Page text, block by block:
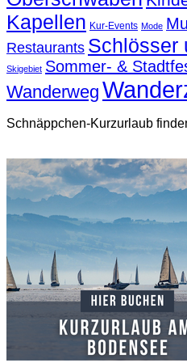
Kapellen Kur-Events Mode
Restaurants Schlösser
Skigebiet Sommer- &
Wanderweg
Schnäppchen-Kurzurlaub